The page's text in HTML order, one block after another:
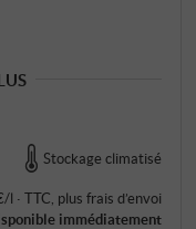
Stockage climatisé
l · TTC , plus frais d’envoi
immédiatement